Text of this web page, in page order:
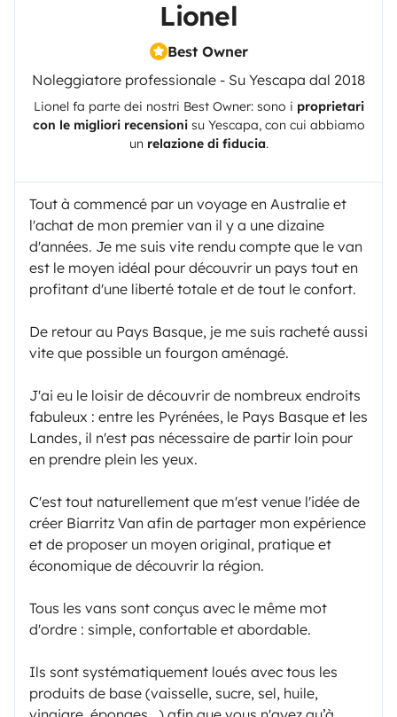
Lionel
Best Owner
Noleggiatore professionale - Su Yescapa dal 2018
Lionelfa parte dei nostri Best Owner: sono i proprietari
con le migliori recensionisu Yescapa, con cui abbiamo
un relazione di fiducia.
Tout à commencé par un voyage en Australie et
l'achat de mon premier van il y a une dizaine
d'années. Je me suis vite rendu compte que le van
est le moyen idéal pour découvrir un pays tout en
profitant d'une liberté totale et de tout le confort.
De retour au Pays Basque, je me suis racheté aussi
vite que possible un fourgon aménagé.
J'ai eu le loisir de découvrir de nombreux endroits
fabuleux : entre les Pyrénées, le Pays Basque et les
Landes, il n'est pas nécessaire de partir loin pour
en prendre plein les yeux.
C'est tout naturellement que m'est venue l'idée de
créer Biarritz Van afin de partager mon expérience
et de proposer un moyen original, pratique et
économique de découvrir la région.
Tous les vans sont conçus avec le même mot
d'ordre : simple, confortable et abordable.
Ils sont systématiquement loués avec tous les
produits de base (vaisselle, sucre, sel, huile,